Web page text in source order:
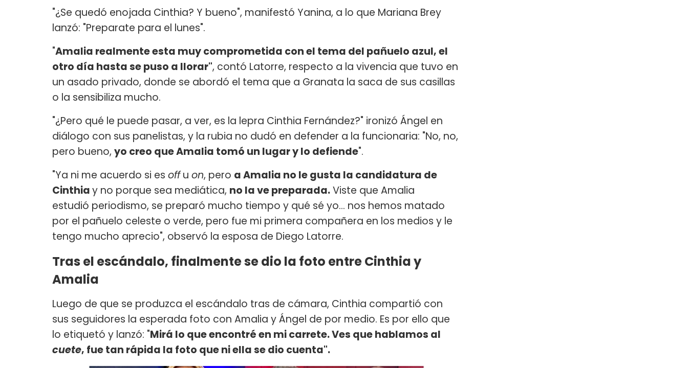
"¿Se quedó enojada Cinthia? Y bueno", manifestó Yanina, a lo que Mariana Brey
lanzó: "Preparate para el lunes".
"Amalia realmente esta muy comprometida con el tema del pañuelo azul, el
otro día hasta se puso a llorar", contó Latorre, respecto a la vivencia que tuvo en
un asado privado, donde se abordó el tema que a Granata la saca de sus casillas
o la sensibiliza mucho.
"¿Pero qué le puede pasar, a ver, es la lepra Cinthia Fernández?" ironizó Ángel en
diálogo con sus panelistas, y la rubia no dudó en defender a la funcionaria: "No, no,
pero bueno, yo creo que Amalia tomó un lugar y lo defiende".
"Ya ni me acuerdo si es offu on, pero a Amalia no le gusta la candidatura de
Cinthiay no porque sea mediática, no la ve preparada.Viste que Amalia
estudió periodismo, se preparó mucho tiempo y qué sé yo... nos hemos matado
por el pañuelo celeste o verde, pero fue mi primera compañera en los medios y le
tengo mucho aprecio", observó la esposa de Diego Latorre.
Tras el escándalo, finalmente se dio la foto entre Cinthia y
Amalia
Luego de que se produzca el escándalo tras de cámara, Cinthia compartió con
sus seguidores la esperada foto con Amalia y Ángel de por medio. Es por ello que
lo etiquetó y lanzó: "Mirá lo que encontré en mi carrete. Ves que hablamos al
cuete, fue tan rápida la foto que ni ella se dio cuenta".